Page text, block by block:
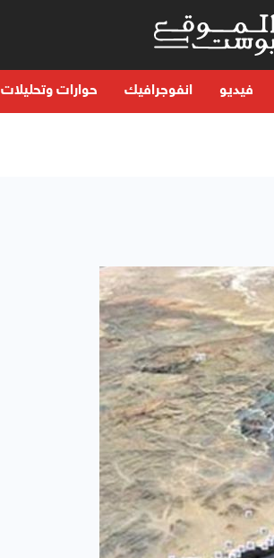
فيديو انفوجرافيك حوارات وتحليلات